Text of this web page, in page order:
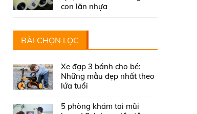
con lăn nhựa
BÀI CHỌN LỌC
Xe đạp 3 bánh cho bé:
Những mẫu đẹp nhất theo
lứa tuổi
5 phòng khám tai mũi